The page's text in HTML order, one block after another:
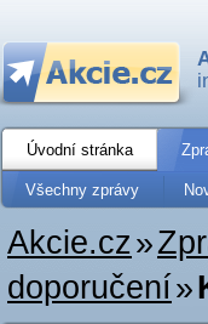
Úvodní stránka
Všechny zprávy
Akcie.cz»
doporučení»